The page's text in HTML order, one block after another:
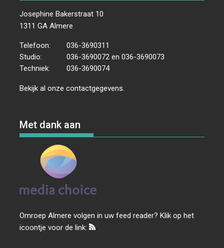
Josephine Bakerstraat 10
1311 GA Almere
Telefoon:
036-3690311
Studio:
036-3690072 en 036-3690073
Techniek:
036-3690074
Bekijk al onzecontactgegevens
Met dank aan
Omroep Almere volgen in uw feed reader? Klik op het
icoontje voor de link: